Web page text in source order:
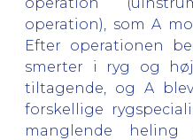
operation), som A
Efter operationen
smerter i ryg og
tiltagende, og A
forskellige
manglende